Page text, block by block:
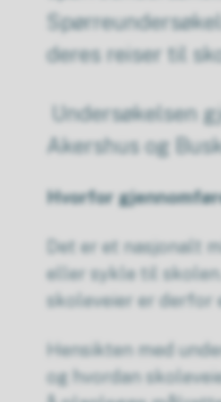
deres reiser til
Undersøkelsen
Akershus og
Hvorfor
Det er et nasjonalt
eller sykle til
skoleveier er
Hensikten med
og hvordan